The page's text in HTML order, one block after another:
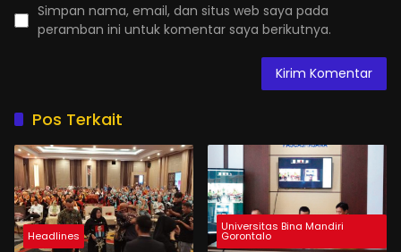
Simpan nama, email, dan situs web saya pada
peramban ini untuk komentar saya berikutnya.
Pos Terkait
Headlines
Universitas Bina Mandiri
Gorontalo